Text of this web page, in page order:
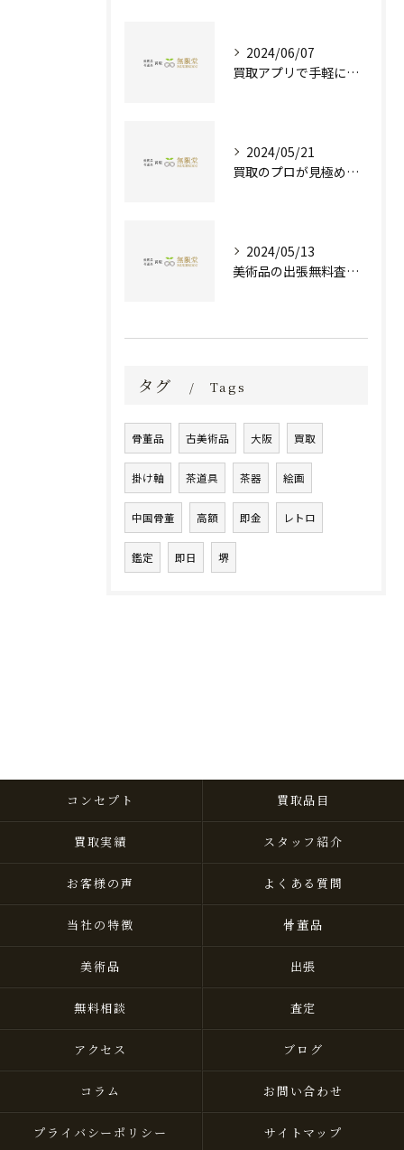
2024/06/07
買取アプリで手軽に現金化！あなたの不要品が宝物に変わる方法とは？
2024/05/21
買取のプロが見極める！骨董品の価値と査定とは？
2024/05/13
美術品の出張無料査定 | 一万点以上の実績で信頼の骨董品買取専門店
タグ Tags
骨董品 古美術品 大阪 買取
掛け軸 茶道具 茶器 絵画
中国骨董 高額 即金 レトロ
鑑定 即日 堺
コンセプト 買取品目
買取実績 スタッフ紹介
お客様の声 よくある質問
当社の特徴 骨董品
美術品 出張
無料相談 査定
アクセス ブログ
コラム お問い合わせ
プライバシーポリシー サイトマップ